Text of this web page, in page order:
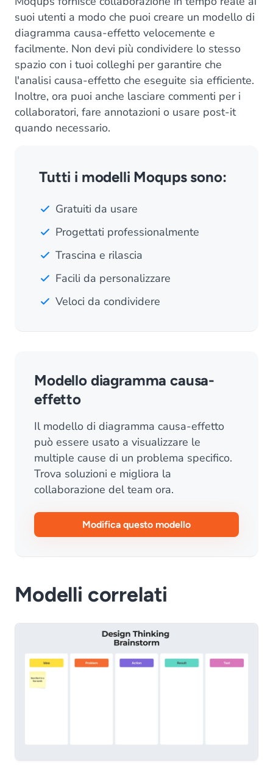
suoi utenti a modo che puoi creare un modello di
diagramma causa-effetto velocemente e
facilmente. Non devi più condividere lo stesso
spazio con i tuoi colleghi per garantire che
l'analisi causa-effetto che eseguite sia efficiente.
Inoltre, ora puoi anche lasciare commenti per i
collaboratori, fare annotazioni o usare post-it
quando necessario.
Tutti i modelli Moqups sono:
Gratuiti da usare
Progettati professionalmente
Trascina e rilascia
Facili da personalizzare
Veloci da condividere
Modello diagramma causa-
effetto
Il modello di diagramma causa-effetto
può essere usato a visualizzare le
multiple cause di un problema specifico.
Trova soluzioni e migliora la
collaborazione del team ora.
Modifica questo modello
Modelli correlati